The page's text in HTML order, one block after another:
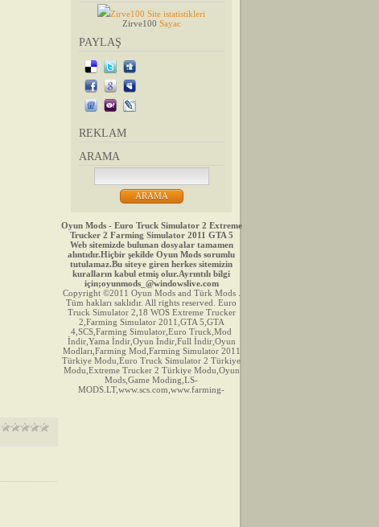
Zirve100 Site istatistikleri
Zirve100 Sayac
PAYLAŞ
REKLAM
ARAMA
Oyun Mods - Euro Truck Simulator 2 Extreme
Trucker 2 Farming Simulator 2011 GTA 5
Web sitemizde bulunan dosyalar tamamen
alıntıdır.Hiçbir şekilde Oyun Mods sorumlu
tutulamaz.Bu siteye giren herkes sitemizin
kuralların kabul etmiş olur.Ayrıntılı bilgi
için;oyunmods_@windowslive.com
Copyright ©2011 Oyun Mods and Türk Mods .
Tüm hakları saklıdır. All rights reserved. Euro
Truck Simulator 2,18 WOS Extreme Trucker
2,Farming Simulator 2011,GTA 5,GTA
4,SCS,Farming Simulator,Euro Truck,Mod
İndir,Yama İndir,Oyun İndir,Full İndir,Oyun
Modları,Farming Mod,Farming Simulator 2011
Türkiye Modu,Euro Truck Simulator 2 Türkiye
Modu,Extreme Trucker 2 Türkiye Modu,Oyun
Mods,Game Moding,LS-
MODS.LT,www.scs.com,www.farming-